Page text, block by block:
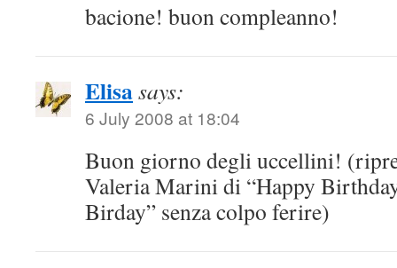
bacione! buon compleanno!
Elisasays:
6 July 2008 at 18:04
Buon giorno degli uccellini!
Valeria Marini di “Happy
Birday” senza colpo ferire)